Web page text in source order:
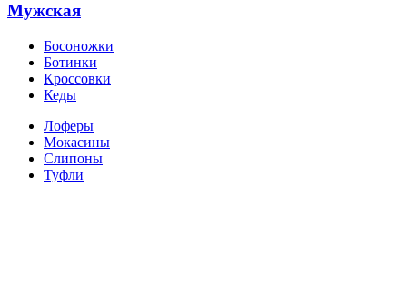
Мужская
Босоножки
Ботинки
Кроссовки
Кеды
Лоферы
Мокасины
Слипоны
Туфли